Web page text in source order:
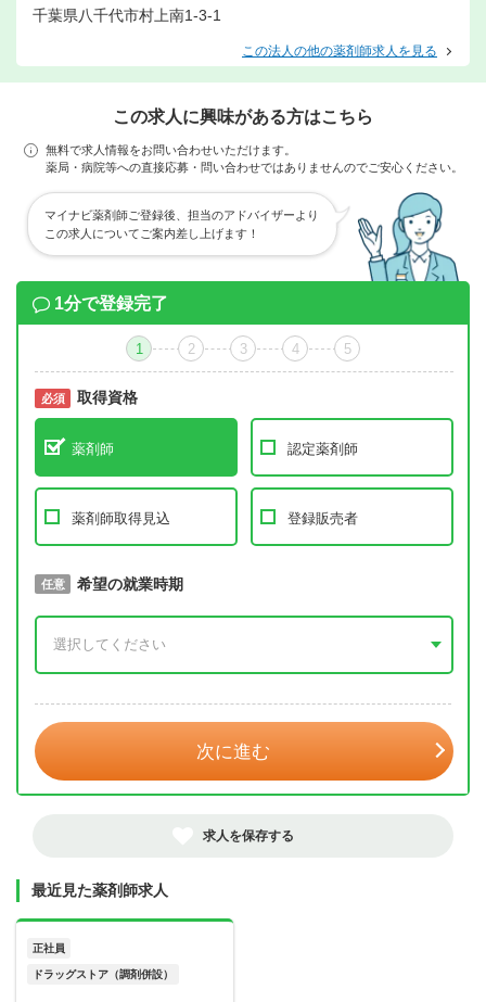
千葉県八千代市村上南1-3-1
この法人の他の薬剤師求人を見る
この求人に興味がある方はこちら
無料で求人情報をお問い合わせいただけます。
薬局・病院等への直接応募・問い合わせではありませんのでご安心ください。
マイナビ薬剤師ご登録後、担当のアドバイザーより
この求人についてご案内差し上げます！
1分で登録完了
1 2 3 4 5
必須 取得資格
薬剤師 認定薬剤師
薬剤師取得見込 登録販売者
必須 取得予定年
任意 希望の就業時期
次に進む
求人を保存する
最近見た薬剤師求人
正社員
ドラッグストア（調剤併設）